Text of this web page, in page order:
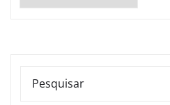
PESQUISAR